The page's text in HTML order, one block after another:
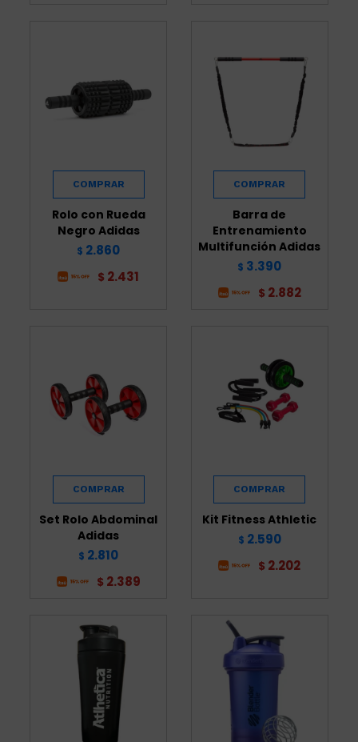
Rolo con Rueda
Negro Adidas
$ 2.860
$ 2.431
Barra de
Entrenamiento
Multifunción Adidas
$ 3.390
$ 2.882
Set Rolo Abdominal
Adidas
$ 2.810
$ 2.389
Kit Fitness Athletic
$ 2.590
$ 2.202